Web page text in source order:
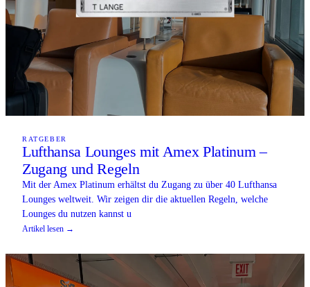
RATGEBER
Lufthansa Lounges mit Amex Platinum –
Zugang und Regeln
Mit der Amex Platinum erhältst du Zugang zu über 40 Lufthansa
Lounges weltweit. Wir zeigen dir die aktuellen Regeln, welche
Lounges du nutzen kannst u
Artikel lesen →